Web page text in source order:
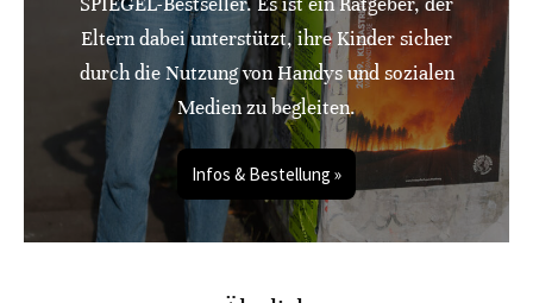
Eltern dabei unterstützt, ihre Kinder sicher
durch die Nutzung von Handys und sozialen
Medien zu begleiten.
Infos & Bestellung »